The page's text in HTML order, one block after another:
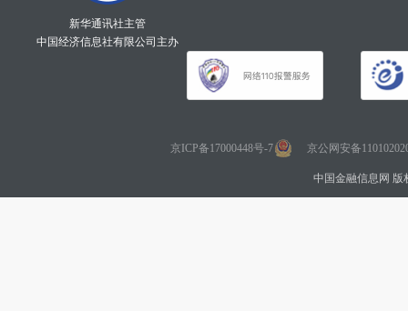
新华通讯社主管
中国经济信息社有限公司主办
京ICP备17000448号-7 京公网安备
中国金融信息网 版